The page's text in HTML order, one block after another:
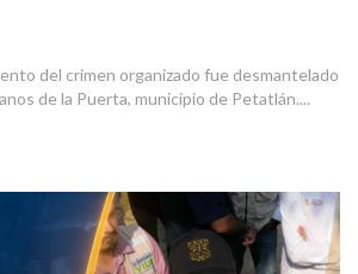
del crimen organizado fue desmantelado
de la Puerta, municipio de Petatlán....